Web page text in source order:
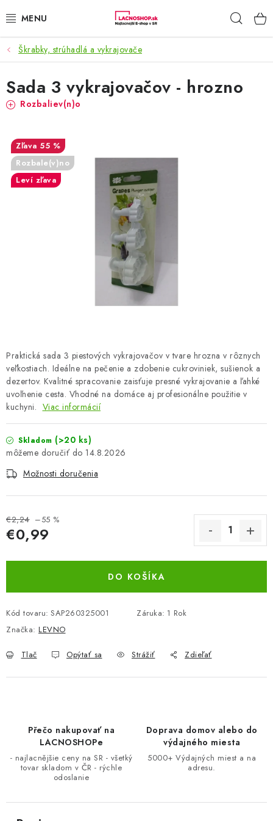
na
NAŠE AKCIE!
NAŠE NOVINKY!
DOMÁCNOSŤ
NÁBYTOK
TOTÁLNA LIKVIDÁCIA
ŠPORT A OUTDOOR
DROGÉRIA A KOZMETIKA
PRODUKTY HISTORICKE BEZ ZASOBY
K ZALISTOVÁNÍ NEBO VYMAZÁNÍ
BEZ ZÁSOBY, K VYŘAZENÍ (VČ. XD)
OBLEČENÍ A MÓDA
DROGERIE A KOSMETIKA
DÍLNA A STAVBA
LETNÝ VÝPREDAJ
Škrabky, strúhadlá a vykrajovače
Praktická sada 3 piestových vykrajovačov v tvare hrozna v rôznych
veľkostiach. Ideálne na pečenie a zdobenie cukroviniek, sušienok a
dezertov. Kvalitné spracovanie zaisťuje presné vykrajovanie a ľahké
uvoľnenie cesta. Vhodné na domáce aj profesionálne použitie v
kuchyni. Viac informácií
Skladom (>20 ks)
14.8.2026
Možnosti doručenia
€2,24 –55 %
€0,99
DO KOŠÍKA
Kód tovaru: SAP260325001 Záruka: 1 Rok
Značka: LEVNO
Tlač Opýtať sa Strážiť Zdieľať
Sada 3 vykrajovačov - hrozno
Rozbaliev(n)o
55 %
Rozbale(v)no
Leví zľava
Přečo nakupovať na
LACNOSHOPe
- najlacnějšie ceny na SR - všetký
tovar skladom v ČR - rýchle
odoslanie
Doprava domov alebo do
výdajného miesta
5000+ Výdajných miest a na
adresu.